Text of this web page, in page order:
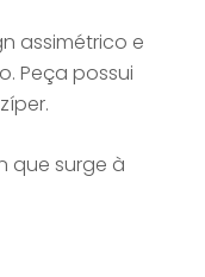
assimétrico e
Peça possui
que surge à